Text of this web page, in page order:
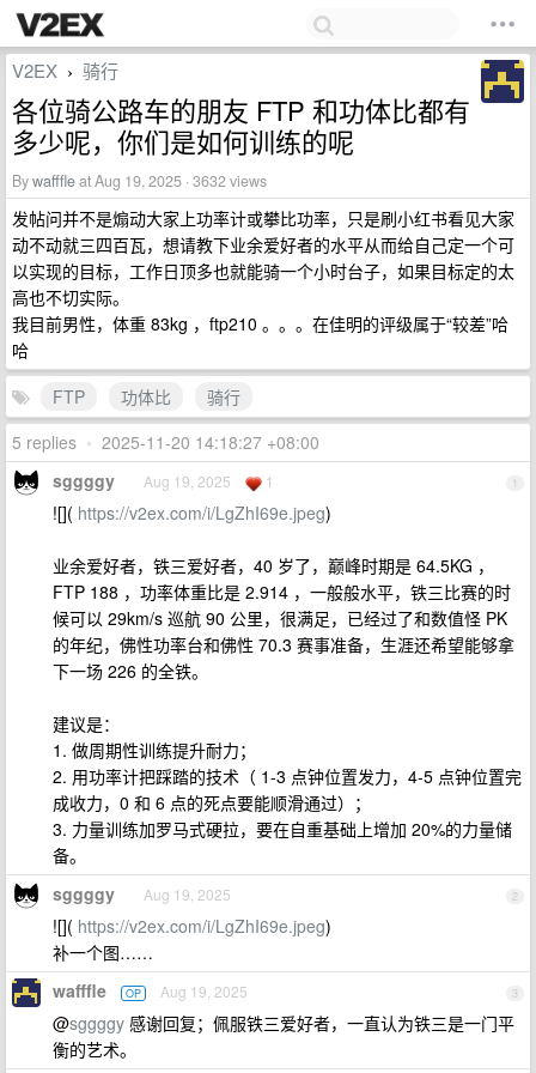
V2EX › 骑行
各位骑公路车的朋友 FTP 和功体比都有
多少呢，你们是如何训练的呢
Bywafffleat Aug 19, 2025 · 3632 views
发帖问并不是煽动大家上功率计或攀比功率，只是刷小红书看见大家
动不动就三四百瓦，想请教下业余爱好者的水平从而给自己定一个可
以实现的目标，工作日顶多也就能骑一个小时台子，如果目标定的太
高也不切实际。
我目前男性，体重 83kg ，ftp210 。。。在佳明的评级属于“较差”哈
哈
FTP
功体比
骑行
5 replies • 2025-11-20 14:18:27 +08:00
1
sggggy Aug 19, 2025 1
![]( https://v2ex.com/i/LgZhI69e.jpeg)
业余爱好者，铁三爱好者，40 岁了，巅峰时期是 64.5KG ，
FTP 188 ，功率体重比是 2.914 ，一般般水平，铁三比赛的时
候可以 29km/s 巡航 90 公里，很满足，已经过了和数值怪 PK
的年纪，佛性功率台和佛性 70.3 赛事准备，生涯还希望能够拿
下一场 226 的全铁。
建议是：
1. 做周期性训练提升耐力；
2. 用功率计把踩踏的技术（ 1-3 点钟位置发力，4-5 点钟位置完
成收力，0 和 6 点的死点要能顺滑通过）；
3. 力量训练加罗马式硬拉，要在自重基础上增加 20%的力量储
备。
2
sggggy Aug 19, 2025
![]( https://v2ex.com/i/LgZhI69e.jpeg)
补一个图……
3
wafffle OP Aug 19, 2025
@sggggy 感谢回复；佩服铁三爱好者，一直认为铁三是一门平
衡的艺术。